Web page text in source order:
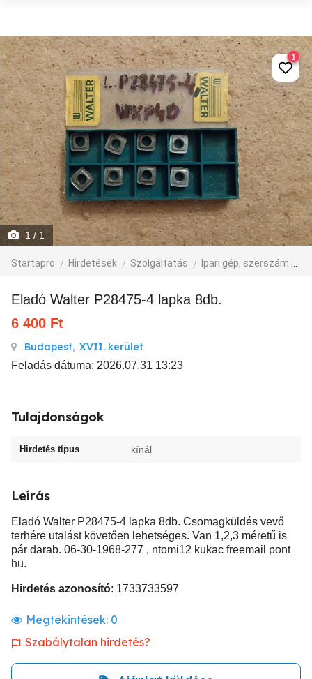
1 / 1
Startapro Hirdetések Szolgáltatás Ipari gép, szerszám
1
Eladó Walter P28475-4 lapka 8db.
6 400 Ft
Budapest, XVII. kerület
Feladás dátuma: 2026.07.31 13:23
Tulajdonságok
Hirdetés típus kínál
Leírás
Eladó Walter P28475-4 lapka 8db. Csomagküldés vevő
terhére utalást követően lehetséges. Van 1,2,3 méretű is
pár darab. 06-30-1968-277 , ntomi12 kukac freemail pont
hu.
Hirdetés azonosító: 1733733597
Megtekintések: 0
Szabálytalan hirdetés?